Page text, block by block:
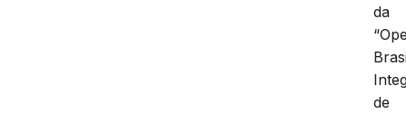
da
de